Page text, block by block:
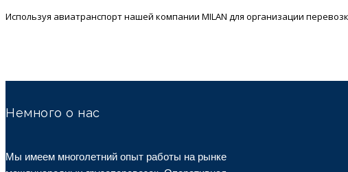
Используя авиатранспорт нашей компании MILAN для организации
Немного о нас
Мы имеем многолетний опыт работы на рынке